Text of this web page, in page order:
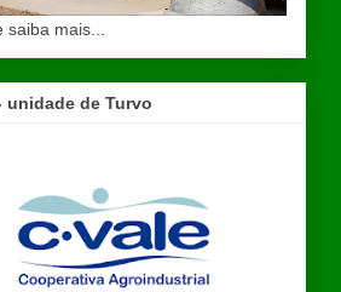
saiba mais...
unidade de Turvo